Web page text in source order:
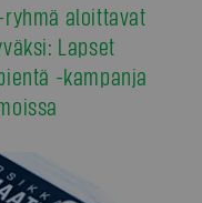
aloittavat
Lapset
-kampanja